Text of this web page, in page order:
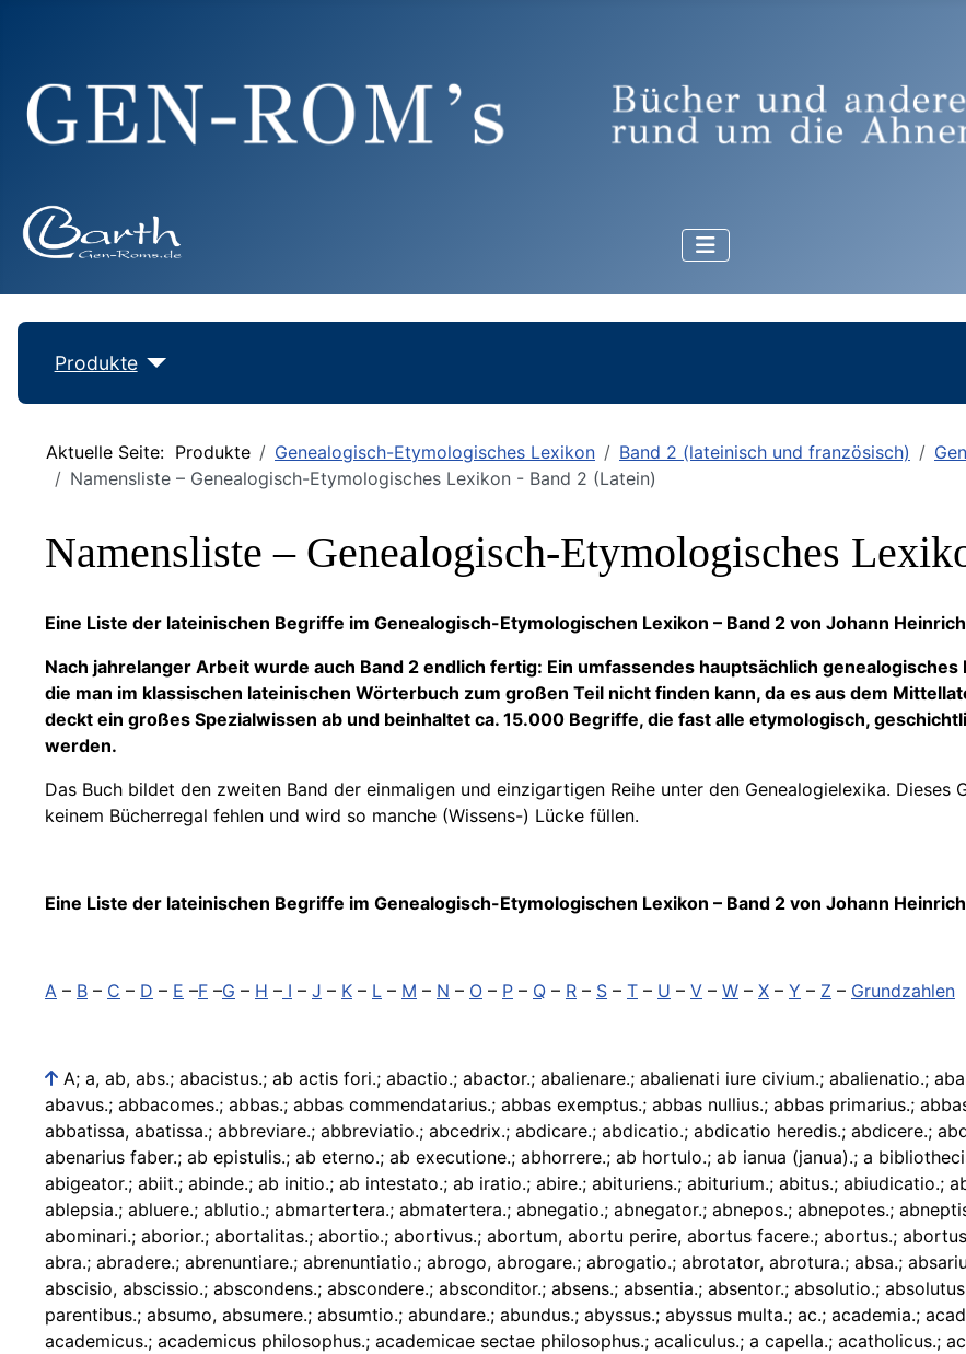
Produkte
Aktuelle Seite: Produkte Genealogisch-Etymologisches Lexikon Band 2 (lateinisch und französisch)
Namensliste – Genealogisch-Etymologisches Lexikon - Band 2 (Latein)
Namensliste – Genealogisch-Etymologisches
Eine Liste der lateinischen Begriffe im Genealogisch-Etymologischen Lexikon – Band 2 von Johann
Nach jahrelanger Arbeit wurde auch Band 2 endlich fertig: Ein umfassendes hauptsächlich
die man im klassischen lateinischen Wörterbuch zum großen Teil nicht finden kann, da es aus dem
deckt ein großes Spezialwissen ab und beinhaltet ca. 15.000 Begriffe, die fast alle etymologisch,
werden.
Das Buch bildet den zweiten Band der einmaligen und einzigartigen Reihe unter den Genealogielexika. Dieses
keinem Bücherregal fehlen und wird so manche (Wissens-) Lücke füllen.
Eine Liste der lateinischen Begriffe im Genealogisch-Etymologischen Lexikon – Band 2 von Johann
A – B – C – D – E –F –G – H – I – J – K – L – M – N – O – P – Q – R – S – T – U – V – W – X – Y – Z – Grundzahlen
A; a, ab, abs.; abacistus.; ab actis fori.; abactio.; abactor.; abalienare.; abalienati iure civium.; abalienatio.; abaliud.; abamita.; abavi.; abavia.; abavi soror.; abavunculus.; abavus.; abbacomes.; abbas.; abbas commendatarius.; abbas exemptus.; abbas nullius.; abbas primarius.; abbas de regimine.; abbas regularis.; abbatia.; abbatiola.; abbatissa, abatissa.; abbreviare.; abbreviatio.; abcedrix.; abdicare.; abdicatio.; abdicatio heredis.; abdicere.; abdomen.; Abecedarium.; abecedarius.; abenarius.; abenarius faber.; ab epistulis.; ab eterno.; ab executione.; abhorrere.; ab hortulo.; ab ianua (janua).; a bibliothecis.; abiectarius.; abiectus in culina minister.; abietarius.; abigeator.; abiit.; abinde.; ab initio.; ab intestato.; ab iratio.; abire.; abituriens.; abiturium.; abitus.; abiudicatio.; abiurator.; ablactare.; ablatio.; ablator.; ablegatio.; ablepsia.; abluere.; ablutio.; abmartertera.; abmatertera.; abnegatio.; abnegator.; abnepos.; abnepotes.; abneptis.; abnocto.; abnumero.; abnurus.; ab obsequiis.; abolitio.; abominari.; aborior.; abortalitas.; abortio.; abortivus.; abortum, abortu perire, abortus facere.; abortus.; abortus artificialis.; abortus criminalis.; ab ovo.; abpatruus.; abra.; abradere.; abrenuntiare.; abrenuntiatio.; abrogo, abrogare.; abrogatio.; abrotator, abrotura.; absa.; absarius.; abscessus.; abscessus calidus.; abscessus frigidus.; abscisio, abscissio.; abscondens.; abscondere.; absconditor.; absens.; absentia.; absentor.; absolutio.; absolutus.; absolvere.; absque.; absque parentes.; absque parentibus.; absumo, absumere.; absumtio.; abundare.; abundus.; abyssus.; abyssus multa.; ac.; academia.; academia scientiarum.; academici.; academici gradus.; academicus.; academicus philosophus.; academicae sectae philosophus.; acaliculus.; a capella.; acatholicus.; accaptare.; accausare.; accellecrius.; accendere.; accensi.; accensi velati.; accensor.; accensus.; accensus curiae.; accepi.; accepta.; acceptator.; accepti et expensi liber.; acceptio.; acceptor.; acceptrix.; acceptus.; accessio.; accessorium.; accidens.; accidentii.; accidere.; accipere.; accisia.; accisor.; accisor monetae.; acclamare.; acclamator.; accognitare.; accognitatio.; accola.; accola saltus hercynii.; accola peregrinus.; accola ripae.; accolent.; accomodare.; accubitorium.; accumulator.; accursus.; accursus ad nuptias.; accusatio.; accusatio poenalis.; accusator.; accusatrix.; acerbitas.; acetabulum, acetabula.; Acheron.; achor, achora.; acicularius (faber).; acies.; acinaces.; acne.; acne vulgaris.; acolitus.; acoluthus.; a commentariis.; (a) commodo.; a conditione.; a concionibus.; a concionibus aulicis.; a consiliis aulae, a consiliis aulicis.; a consiliis Caesarae Maiestatis, a consiliis Caesaris Maiestatis.; a consiliis camerae.; a consiliis camerae et militiae intimus.; a consiliis iustitiae.; acora.; ac quaestus coniugalis.; acquisitio.; acquisitor.; acres dolorum morsus.; acta.; acta apostolorum.; acta martyrum.; actio.; actionarius.; activa.; actor.; actor carminum.; actor causae.; actor pecoris.; actor publicus.; actor silens.; actor substitutus.; actrix.; actu.; actualis.; actualiter.; actuarius.; actuarius consistorialis.; actuarius iudicii (judicii).; actuarius iudicii (judicii) matrimonii.; actum.; actum ut supra.; actu personali.; actus.; actus duplicatus.; actus immissionis in praesentia debitoris.; actus minimus.; actus quadratus.; actu studens.; actutum.; acuarius.; acuciator.; acuens cultros.; acufex.; acuminator.; acupedius.; acupictor.; acutiator.; acutiator ensium.; acutus.; ad.; ad absurdum.; ad acta.; adaequatio.; adalingus.; adamantinus.; adamantium sculptor, adamantiumsculptor.; adamantos.; adamita.; ad apicem iuris.; a dato.; adauctor.; adauctus.; adavunculus.; adbreviare.; adcognitare.; adcognitatio.; addatur.; addecimo.; addextro.; addictus.; ad dies vitae.; addirectiare.; additamentum.; adelphus, adelphius.; ademptor.; a deo datus.; adeps.; adeps nimius.; adeptus.; ad fontes.; adhibitis solemnitatibus consuetis.; ad hoc.; ad honorem, ad honores.; ad horem.; adhortator.; adhuc.; adiacent.; adiacentia.; adiacere.; adily, adilis.; ad infinitum.; ad interim.; adiudicatio.; adiunctus (adjunctus).; adiurnare.; adiutor (adjutor).; adiutorium (adjutorium).; adiutrix (adjutrix).; adlatus.; ad libitum.; ad maiorem dei gloriam.; ad maioren confirmationem.; ad mandatum.; ad manum.; ad marginem.; admatertera.; adminiculator.; adminiculum.; administer.; administra.; administratio.; administrator.; administrator apostolicus.; administrator caesarei commeatus.; administrator cameralis.; administrator curiae.; administrator ecclesiarum.; administrator rei familiaris.; administrator iudicii (judicii).; administrator (postulatus).; administrator praefecturae.; administratrix.; admirallus, admirabilis, admiralius, admiralis, admirandus, admiratus.; admirator.; admissarius.; admissio.; admissionalis.; admissor.; admodiatio.; admodiator.; admodum.; admodum reverendus.; admonitio.; admonitor.; ad multos annos.; adnepos.; adneptis.; ad notam.; adnotatio.; ad oculos.; adolescens.; adolescens nobilis.; adolescentia.; adolescentula.; adolescentulus.; adoptare.; adoptaticius, adoptatus.; adoptatio.; adoptator.; adoptio.; adoptivus.; adoratio.; adorator.; adpabruus.; adpatruus.; ad perpetuam memoriam.; ad pias causas.; ad proprietatem accipere.; ad publicandum.; ad referendum.; ad rem.; adscriptio.; adscriptus.; adscriptus glebae.; adsessor.; adstans ludi rectoris.; adstitit.; Aduatuci.; adulator.; adulescens.; adulescentia.; adulescentula.; adulescentulus.; adulter.; adultera, adulteratrix, adulteratorix.; adultero, adulterare.; adulterator.; adulterator monetae.; adulteratus.; adulterinus.; adulterium.; adulti.; adultus.; adumbrare.; adumbratio.; adumbrator.; adumbratus.; aduocaticum.; aduocatus illustris.; adustio.; ad valvas curiae.; advena.; advenire.; advenit.; adventor.; adventura.; adventus.; adventus spiritus sancti.; ad verbum.; adversaria.; adversarius, adversator.; ad vitam.; advocare.; advocata.; advocatia.; advocaticum.; advocatio.; advocator.; advocatus.; advocatus burgi.; advocatus castri.; advocatus capituli cathedralis.; advocatus civitatis.; advocatus dei.; advocatus diaboli.; advocatus fisci.; advocatus generalis.; advocatus hereditarius.; advocatus illustris.; advocatus immatriculatus.; advocatus iuratus (juratus).; advocatus legalis.; advocatus maior (major).; advocatus minor.;